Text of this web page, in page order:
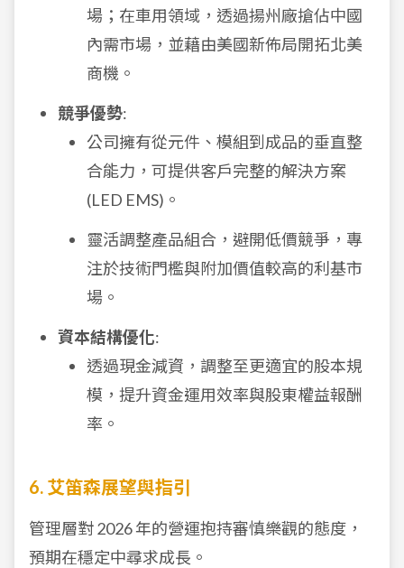
場；在車用領域，透過揚州廠搶佔中國
內需市場，並藉由美國新佈局開拓北美
商機。
競爭優勢:
公司擁有從元件、模組到成品的垂直整
合能力，可提供客戶完整的解決方案
(LED EMS)。
靈活調整產品組合，避開低價競爭，專
注於技術門檻與附加價值較高的利基市
場。
資本結構優化:
透過現金減資，調整至更適宜的股本規
模，提升資金運用效率與股東權益報酬
率。
6. 艾笛森展望與指引
管理層對 2026 年的營運抱持審慎樂觀的態度，
預期在穩定中尋求成長。